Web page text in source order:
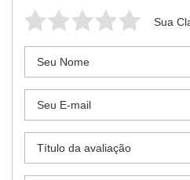
Sua